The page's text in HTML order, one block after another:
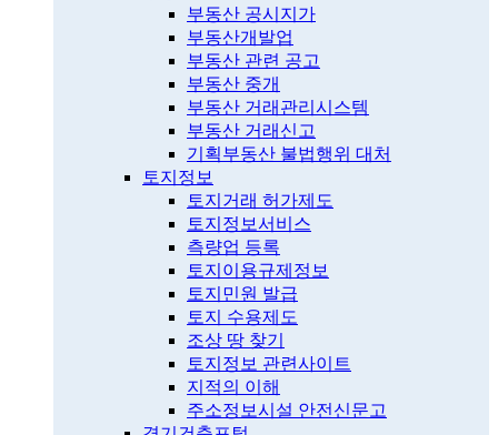
부동산 공시지가
부동산개발업
부동산 관련 공고
부동산 중개
부동산 거래관리시스템
부동산 거래신고
기획부동산 불법행위 대처
토지정보
토지거래 허가제도
토지정보서비스
측량업 등록
토지이용규제정보
토지민원 발급
토지 수용제도
조상 땅 찾기
토지정보 관련사이트
지적의 이해
주소정보시설 안전신문고